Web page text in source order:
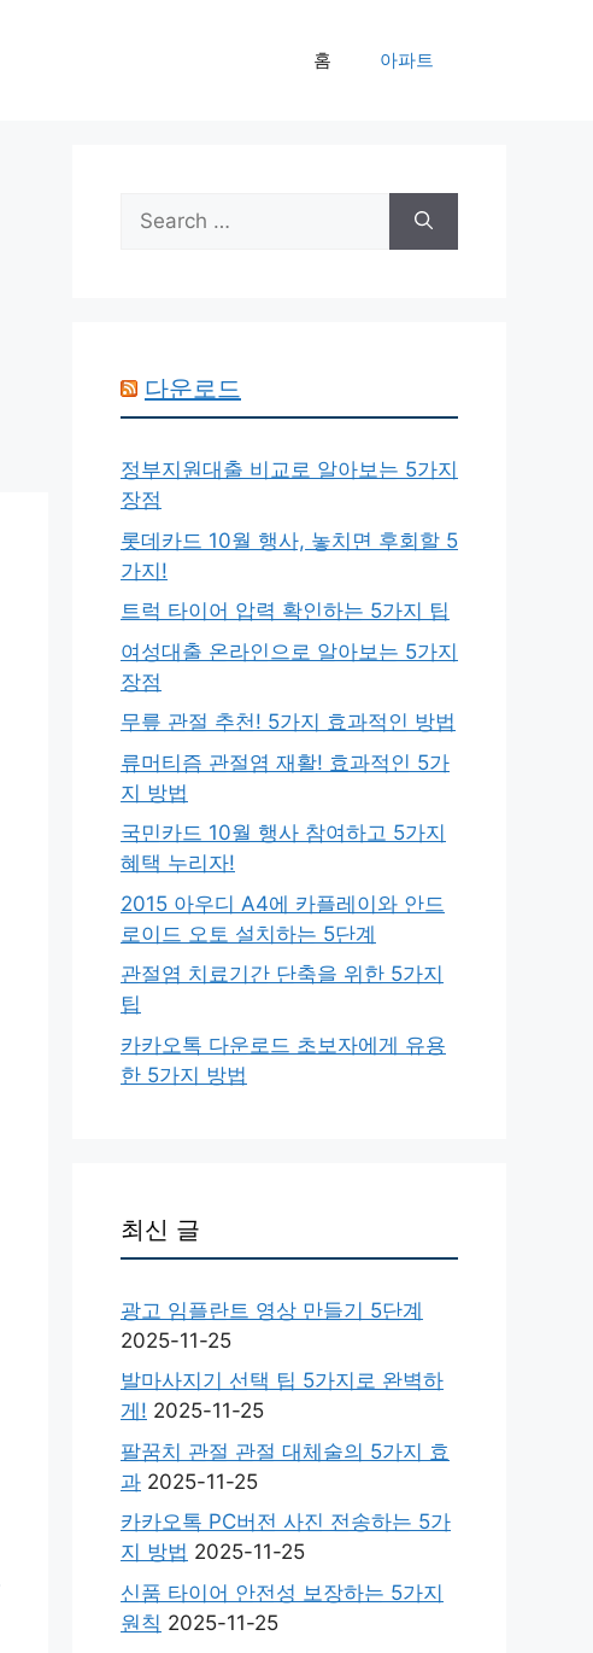
홈 아파트
Search
for:
다운로드
정부지원대출 비교로 알아보는 5가지
장점
롯데카드 10월 행사, 놓치면 후회할 5
가지!
트럭 타이어 압력 확인하는 5가지 팁
여성대출 온라인으로 알아보는 5가지
장점
무릎 관절 추천! 5가지 효과적인 방법
류머티즘 관절염 재활! 효과적인 5가
지 방법
국민카드 10월 행사 참여하고 5가지
혜택 누리자!
2015 아우디 A4에 카플레이와 안드
로이드 오토 설치하는 5단계
관절염 치료기간 단축을 위한 5가지
팁
카카오톡 다운로드 초보자에게 유용
한 5가지 방법
최신 글
광고 임플란트 영상 만들기 5단계
2025-11-25
발마사지기 선택 팁 5가지로 완벽하
게! 2025-11-25
팔꿈치 관절 관절 대체술의 5가지 효
과 2025-11-25
카카오톡 PC버전 사진 전송하는 5가
지 방법 2025-11-25
신품 타이어 안전성 보장하는 5가지
원칙 2025-11-25